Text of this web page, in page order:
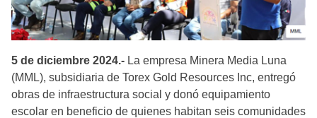
5 de diciembre 2024.- La empresa Minera Media Luna
(MML), subsidiaria de Torex Gold Resources Inc, entregó
obras de infraestructura social y donó equipamiento
escolar en beneficio de quienes habitan seis comunidades